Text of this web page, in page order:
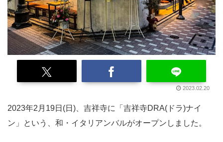
2023.02.20
2023年2月19日(日)、吉祥寺に「吉祥寺DRA(ドラ)ナイ
ン」という、和・イタリアンバルがオープンしました。